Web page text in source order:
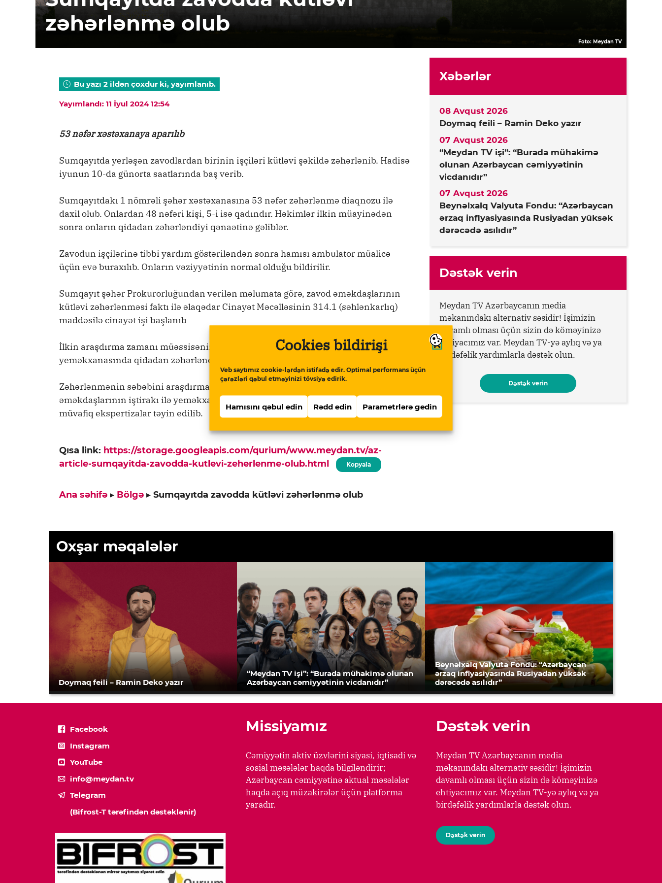
Cookies bildirişi
Veb saytımız cookie-lərdən istifadə edir. Optimal performans üçün
çərəzləri qəbul etməyinizi tövsiyə edirik.
Hamısını qəbul edin Rədd edin Parametrlərə gedin
zəhərlənmə olub
Foto: Meydan TV
Bu yazı 2 ildən çoxdur ki, yayımlanıb.
Yayımlandı: 11 İyul 2024 12:54
53 nəfər xəstəxanaya aparılıb
Sumqayıtda yerləşən zavodlardan birinin işçiləri kütləvi şəkildə zəhərlənib. Hadisə
iyunun 10-da günorta saatlarında baş verib.
Sumqayıtdakı 1 nömrəli şəhər xəstəxanasına 53 nəfər zəhərlənmə diaqnozu ilə
daxil olub. Onlardan 48 nəfəri kişi, 5-i isə qadındır. Həkimlər ilkin müayinədən
sonra onların qidadan zəhərləndiyi qənaətinə gəliblər.
Zavodun işçilərinə tibbi yardım göstəriləndən sonra hamısı ambulator müalicə
üçün evə buraxılıb. Onların vəziyyətinin normal olduğu bildirilir.
Sumqayıt şəhər Prokurorluğundan verilən məlumata görə, zavod əməkdaşlarının
kütləvi zəhərlənməsi faktı ilə əlaqədar Cinayət Məcəlləsinin 314.1 (səhlənkarlıq)
maddəsilə cinayət işi başlanıb
İlkin araşdırma zamanı müəssisənin 53 nəfər əməkdaşının nahar vaxtı zavodun
yeməkxanasında qidadan zəhərləndiyi məyyənləşdirilib.
Zəhərlənmənin səbəbini araşdırmaq üçün Qida Təhlükəsizliyi Agentliyi
əməkdaşlarının iştirakı ilə yeməkxanadakı qidalardan nümunələr götürülüb,
müvafiq ekspertizalar təyin edilib.
Qısa link: https://storage.googleapis.com/qurium/www.meydan.tv/az-
article-sumqayitda-zavodda-kutlevi-zeherlenme-olub.html
Kopyala
Ana səhifə ▸ Bölgə ▸ Sumqayıtda zavodda kütləvi zəhərlənmə olub
Xəbərlər
Doymaq feili – Ramin Deko yazır
08 Avqust 2026
“Meydan TV işi”: “Burada mühakimə
olunan Azərbaycan cəmiyyətinin
vicdanıdır”
07 Avqust 2026
Beynəlxalq Valyuta Fondu: “Azərbaycan
ərzaq inflyasiyasında Rusiyadan yüksək
dərəcədə asılıdır”
07 Avqust 2026
Dəstək verin
Meydan TV Azərbaycanın media
məkanındakı alternativ səsidir! İşimizin
davamlı olması üçün sizin də köməyinizə
ehtiyacımız var. Meydan TV-yə aylıq və ya
birdəfəlik yardımlarla dəstək olun.
Dəstək verin
Oxşar məqalələr
Doymaq feili – Ramin Deko yazır
“Meydan TV işi”: “Burada mühakimə olunan
Azərbaycan cəmiyyətinin vicdanıdır”
Beynəlxalq Valyuta Fondu: “Azərbaycan
ərzaq inflyasiyasında Rusiyadan yüksək
dərəcədə asılıdır”
Facebook
Instagram
YouTube
info@meydan.tv
Telegram
(Bifrost-T tərəfindən dəstəklənir)
Missiyamız
Cəmiyyətin aktiv üzvlərini siyasi, iqtisadi və
sosial məsələlər haqda bilgiləndirir;
Azərbaycan cəmiyyətinə aktual məsələlər
haqda açıq müzakirələr üçün platforma
yaradır.
Dəstək verin
Meydan TV Azərbaycanın media
məkanındakı alternativ səsidir! İşimizin
davamlı olması üçün sizin də köməyinizə
ehtiyacımız var. Meydan TV-yə aylıq və ya
birdəfəlik yardımlarla dəstək olun.
Dəstək verin